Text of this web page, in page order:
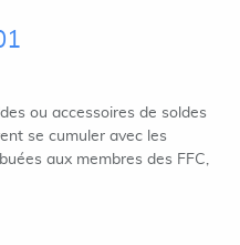
ou accessoires de soldes
se cumuler avec les
aux membres des FFC,